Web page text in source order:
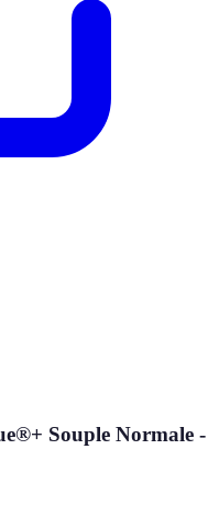
Souple Normale -